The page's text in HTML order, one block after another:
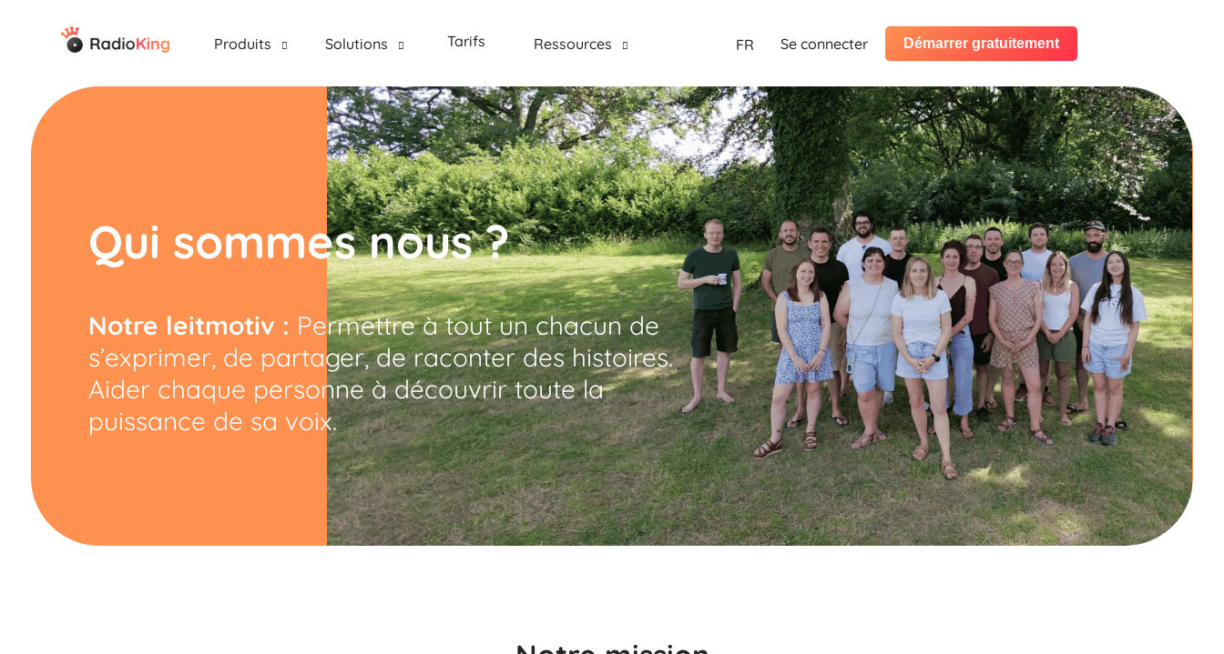
Produits Solutions Tarifs Ressources FR Se connecter Démarrer gratuitement
Qui sommes nous ?
Notre leitmotiv : Permettre à tout un chacun de
s’exprimer, de partager, de raconter des histoires.
Aider chaque personne à découvrir toute la
puissance de sa voix.